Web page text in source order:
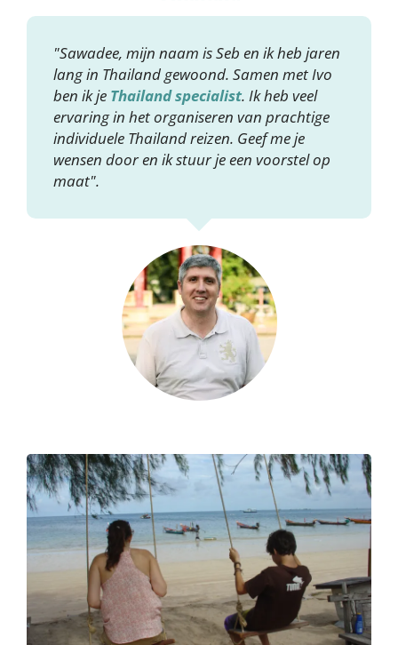
"Sawadee, mijn naam is Seb en ik heb jaren
lang in Thailand gewoond. Samen met Ivo
ben ik je Thailand specialist. Ik heb veel
ervaring in het organiseren van prachtige
individuele Thailand reizen. Geef me je
wensen door en ik stuur je een voorstel op
maat".